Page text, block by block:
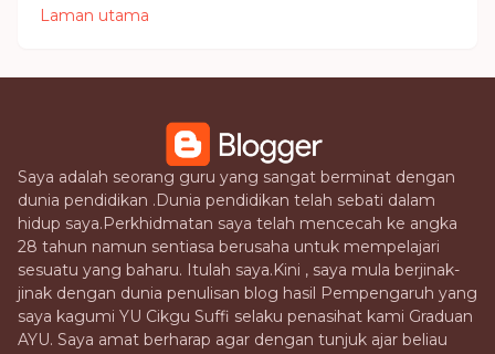
Laman utama
Saya adalah seorang guru yang sangat berminat dengan
dunia pendidikan .Dunia pendidikan telah sebati dalam
hidup saya.Perkhidmatan saya telah mencecah ke angka
28 tahun namun sentiasa berusaha untuk mempelajari
sesuatu yang baharu. Itulah saya.Kini , saya mula berjinak-
jinak dengan dunia penulisan blog hasil Pempengaruh yang
saya kagumi YU Cikgu Suffi selaku penasihat kami Graduan
AYU. Saya amat berharap agar dengan tunjuk ajar beliau